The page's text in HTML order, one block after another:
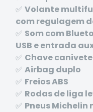
✅ Volante
com regulagem
✅ Som com
USB e entrada
✅ Chave canivete
✅ Airbag duplo
✅ Freios ABS
✅ Rodas de liga
✅ Pneus Michelin